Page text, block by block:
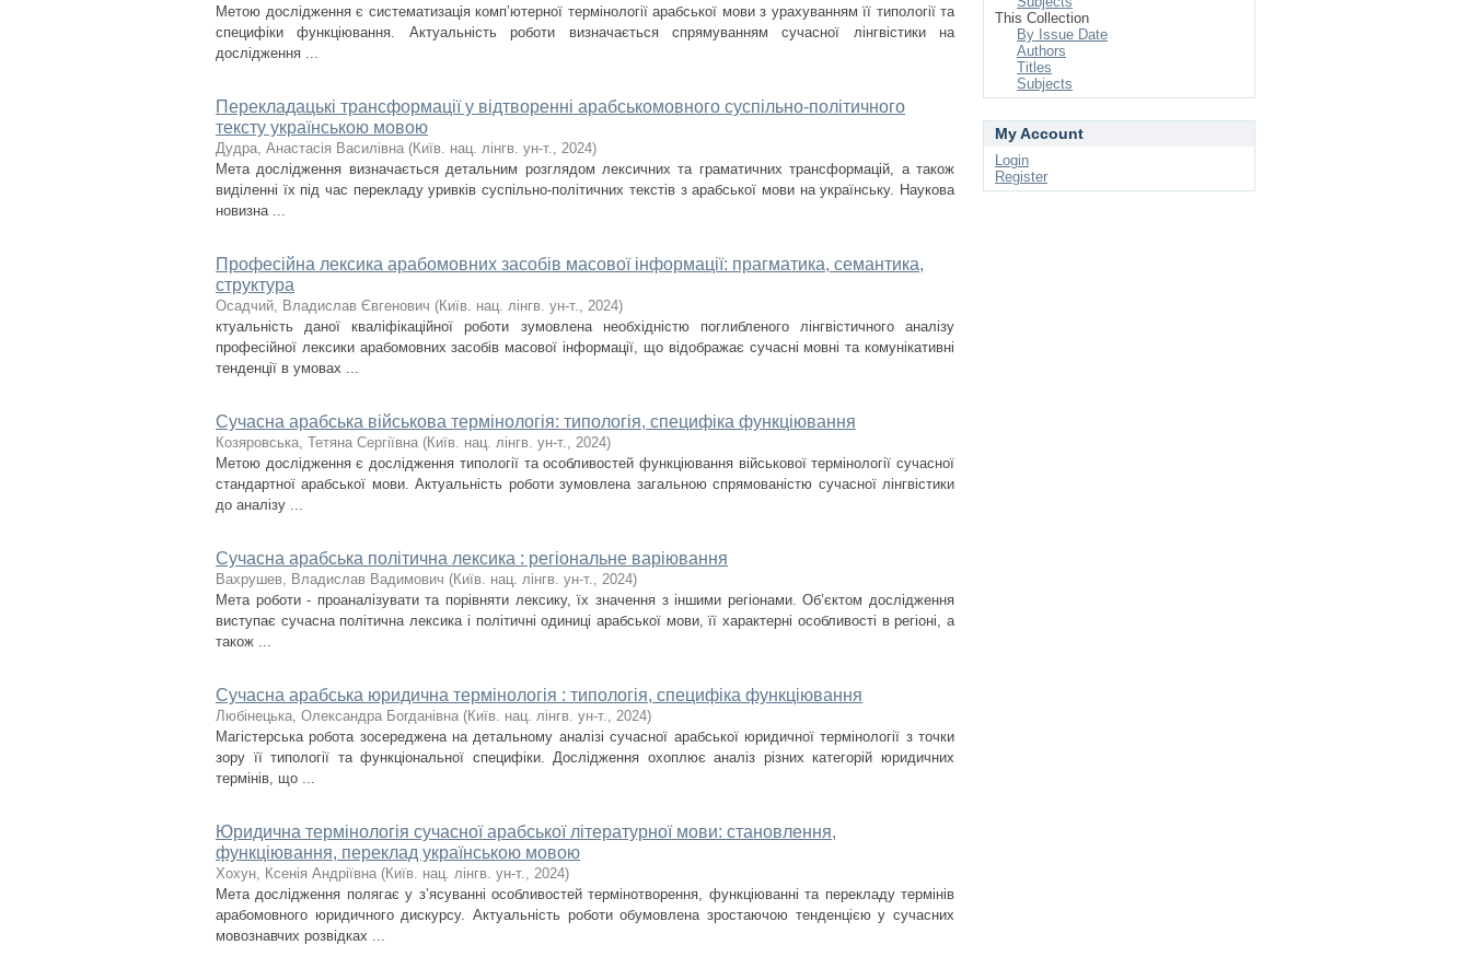
Метою дослідження є систематизація компʼютерної термінології арабської мови з урахуванням її типології та
специфіки функціювання. Актуальність роботи визначається спрямуванням сучасної лінгвістики на
дослідження ...
Перекладацькі трансформації у відтворенні арабськомовного суспільно-політичного
тексту українською мовою
Дудра, Анастасія Василівна (Київ. нац. лінгв. ун-т., 2024)
Мета дослідження визначається детальним розглядом лексичних та граматичних трансформацій, а також
виділенні їх під час перекладу уривків суспільно-політичних текстів з арабської мови на українську. Наукова
новизна ...
Професійна лексика арабомовних засобів масової інформації: прагматика, семантика,
структура
Осадчий, Владислав Євгенович (Київ. нац. лінгв. ун-т., 2024)
ктуальність даної кваліфікаційної роботи зумовлена необхідністю поглибленого лінгвістичного аналізу
професійної лексики арабомовних засобів масової інформації, що відображає сучасні мовні та комунікативні
тенденції в умовах ...
Сучасна арабська військова термінологія: типологія, специфіка функціювання
Козяровська, Тетяна Сергіївна (Київ. нац. лінгв. ун-т., 2024)
Метою дослідження є дослідження типології та особливостей функціювання військової термінології сучасної
стандартної арабської мови. Актуальність роботи зумовлена загальною спрямованістю сучасної лінгвістики
до аналізу ...
Сучасна арабська політична лексика : регіональне варіювання
Вахрушев, Владислав Вадимович (Київ. нац. лінгв. ун-т., 2024)
Мета роботи - проаналізувати та порівняти лексику, їх значення з іншими регіонами. Об’єктом дослідження
виступає сучасна політична лексика і політичні одиниці арабської мови, її характерні особливості в регіоні, а
також ...
Сучасна арабська юридична термінологія : типологія, специфіка функціювання
Любінецька, Олександра Богданівна (Київ. нац. лінгв. ун-т., 2024)
Магістерська робота зосереджена на детальному аналізі сучасної арабської юридичної термінології з точки
зору її типології та функціональної специфіки. Дослідження охоплює аналіз різних категорій юридичних
термінів, що ...
Юридична термінологія сучасної арабської літературної мови: становлення,
функціювання, переклад українською мовою
Хохун, Ксенія Андріївна (Київ. нац. лінгв. ун-т., 2024)
Мета дослідження полягає у з’ясуванні особливостей термінотворення, функціюванні та перекладу термінів
арабомовного юридичного дискурсу. Актуальність роботи обумовлена зростаючою тенденцією у сучасних
мовознавчих розвідках ...
This Collection
By Issue Date
Authors
Titles
Subjects
My Account
Login
Register